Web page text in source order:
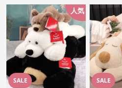
SALE
人気
SALE